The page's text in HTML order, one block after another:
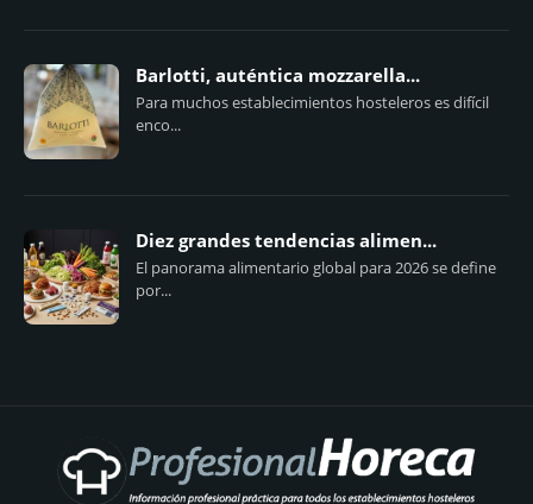
Barlotti, auténtica mozzarella...
Para muchos establecimientos hosteleros es difícil
enco...
Diez grandes tendencias alimen...
El panorama alimentario global para 2026 se define
por...